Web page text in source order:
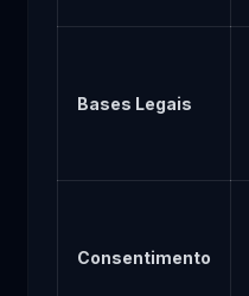
Bases Legais
Consentimento